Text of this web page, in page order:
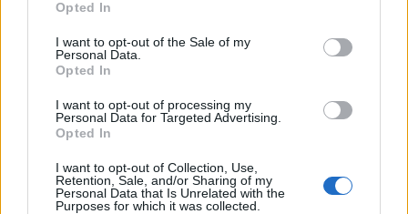
use your data for below specified purposes in below Google
consent section.
Opted In
I want to opt-out of the Sale of my
Personal Data.
Opted In
I want to opt-out of processing my
Personal Data for Targeted Advertising.
Opted In
I want to opt-out of Collection, Use,
Retention, Sale, and/or Sharing of my
Personal Data that Is Unrelated with the
Purposes for which it was collected.
Január 19-én tragikus hirtelenséggel elhunyt Vida
Ferenc, aki leginkább a Lord alapító
basszusgitárosaként ismert mindenki, majd 2005-
től a Vida ...